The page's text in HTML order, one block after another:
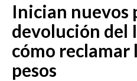
EMISIÓN 12:30
Inician nuevos
devolución del
cómo reclamar
pesos